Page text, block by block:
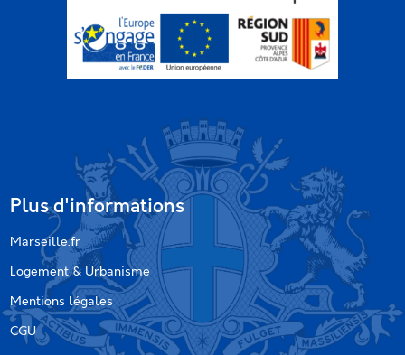
Plus d'informations
Marseille.fr
Logement & Urbanisme
Mentions légales
CGU